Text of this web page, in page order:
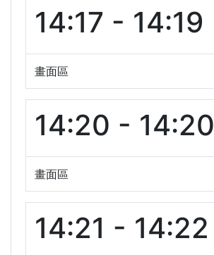
14:17 - 14:19
畫面區
14:20 - 14:20
畫面區
14:21 - 14:22